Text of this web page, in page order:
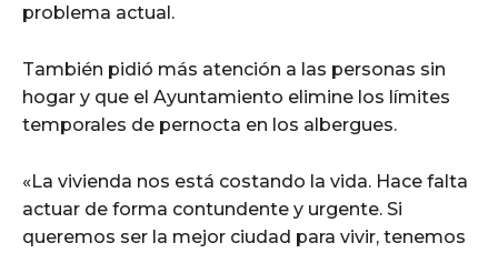
problema actual.
También pidió más atención a las personas sin
hogar y que el Ayuntamiento elimine los límites
temporales de pernocta en los albergues.
«La vivienda nos está costando la vida. Hace falta
actuar de forma contundente y urgente. Si
queremos ser la mejor ciudad para vivir, tenemos